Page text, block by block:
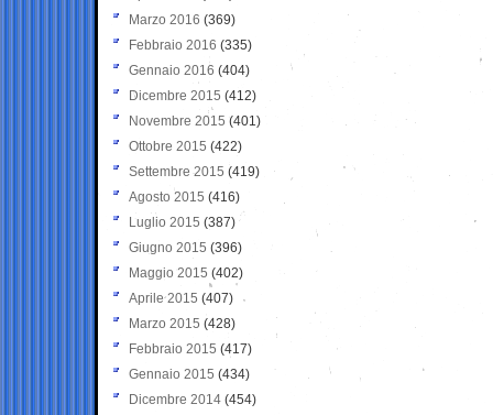
Marzo 2016 (369)
Febbraio 2016 (335)
Gennaio 2016 (404)
Dicembre 2015 (412)
Novembre 2015 (401)
Ottobre 2015 (422)
Settembre 2015 (419)
Agosto 2015 (416)
Luglio 2015 (387)
Giugno 2015 (396)
Maggio 2015 (402)
Aprile 2015 (407)
Marzo 2015 (428)
Febbraio 2015 (417)
Gennaio 2015 (434)
Dicembre 2014 (454)